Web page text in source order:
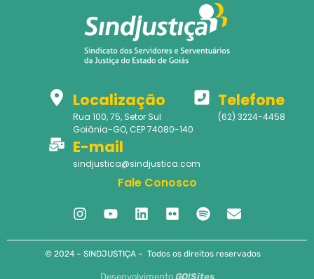
Localização
Rua 100, 75, Setor Sul
Goiânia-GO, CEP 74080-140
Telefone
(62) 3224-4458
E-mail
sindjustica@sindjustica.com
Fale Conosco
© 2024 – SINDJUSTIÇA – Todos os direitos reservados
Desenvolvimento GO!Sites